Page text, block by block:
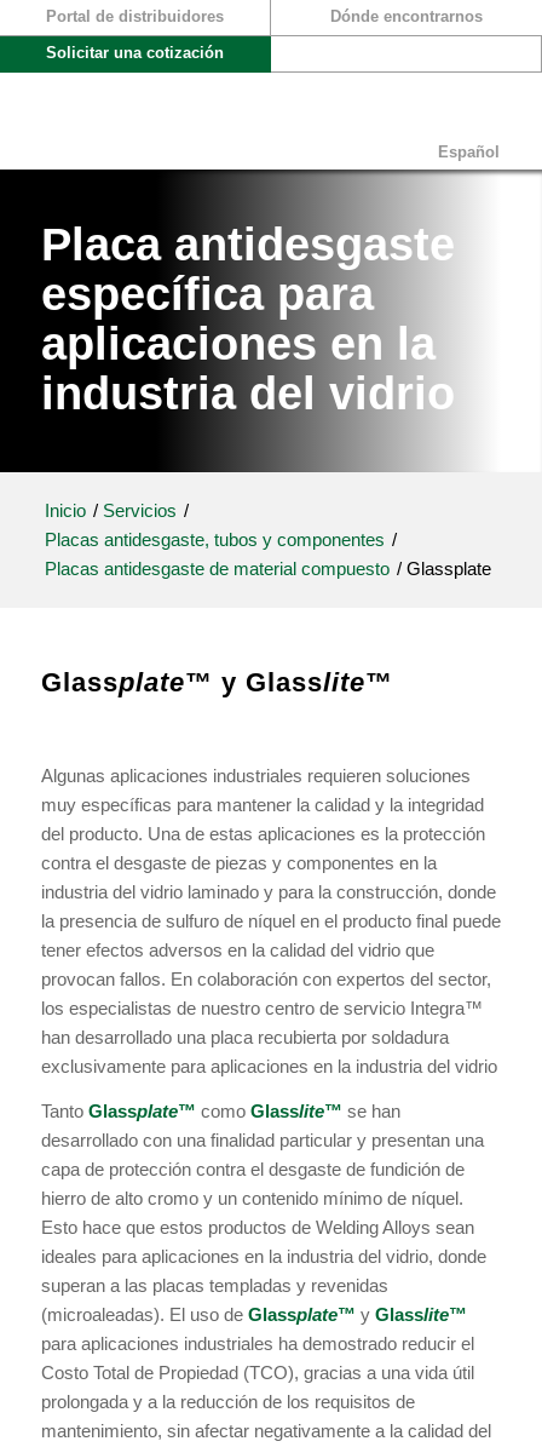
Portal de distribuidores
Dónde encontrarnos
Solicitar una cotización
Español
Placa antidesgaste
específica para
aplicaciones en la
industria del vidrio
Inicio / Servicios /
Placas antidesgaste, tubos y componentes /
Placas antidesgaste de material compuesto / Glassplate
Glassplate™ y Glasslite™
Algunas aplicaciones industriales requieren soluciones
muy específicas para mantener la calidad y la integridad
del producto. Una de estas aplicaciones es la protección
contra el desgaste de piezas y componentes en la
industria del vidrio laminado y para la construcción, donde
la presencia de sulfuro de níquel en el producto final puede
tener efectos adversos en la calidad del vidrio que
provocan fallos. En colaboración con expertos del sector,
los especialistas de nuestro centro de servicio Integra™
han desarrollado una placa recubierta por soldadura
exclusivamente para aplicaciones en la industria del vidrio
Tanto Glassplate™ como Glasslite™ se han
desarrollado con una finalidad particular y presentan una
capa de protección contra el desgaste de fundición de
hierro de alto cromo y un contenido mínimo de níquel.
Esto hace que estos productos de Welding Alloys sean
ideales para aplicaciones en la industria del vidrio, donde
superan a las placas templadas y revenidas
(microaleadas). El uso de Glassplate™ y Glasslite™
para aplicaciones industriales ha demostrado reducir el
Costo Total de Propiedad (TCO), gracias a una vida útil
prolongada y a la reducción de los requisitos de
mantenimiento, sin afectar negativamente a la calidad del